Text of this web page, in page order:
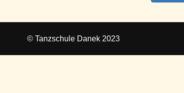
© Tanzschule Danek 2023